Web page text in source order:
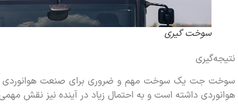
سوخت گیری
نتیجه‌گیری
سوخت جت یک سوخت مهم و ضروری برای صنعت
هوانوردی داشته است و به احتمال زیاد در آینده نیز نقش مهمی